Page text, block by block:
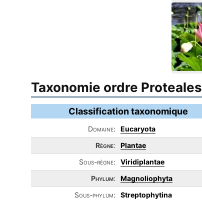
Taxonomie ordre Proteales
Classification taxonomique
Domaine:
Eucaryota
Règne:
Plantae
Sous-règne:
Viridiplantae
Phylum:
Magnoliophyta
Sous-phylum:
Streptophytina